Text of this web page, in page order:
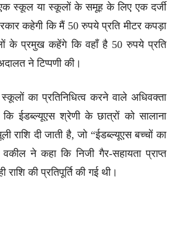
स्कूल या स्कूलों के समूह के लिए एक दर्जी
कहेगी कि मैं 50 रुपये प्रति मीटर कपड़ा
के प्रमुख कहेंगे कि वहाँ है 50 रुपये प्रति
ने टिप्पणी की।
का प्रतिनिधित्व करने वाले अधिवक्ता
ईडब्ल्यूएस श्रेणी के छात्रों को सालाना
राशि दी जाती है, जो “ईडब्ल्यूएस बच्चों का
ने कहा कि निजी गैर-सहायता प्राप्त
राशि की प्रतिपूर्ति की गई थी।